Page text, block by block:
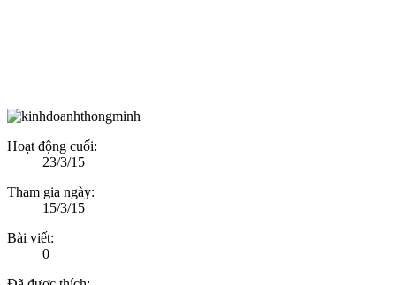
Hoạt động cuối:
23/3/15
Tham gia ngày:
15/3/15
Bài viết:
0